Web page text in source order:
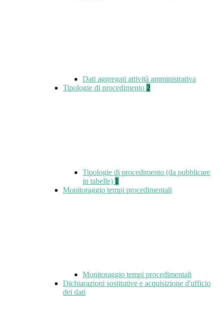
Dati aggregati attività amministrativa
Tipologie di procedimento 2
Tipologie di procedimento (da pubblicare
in tabelle) 1
Monitoraggio tempi procedimentali
Monitoraggio tempi procedimentali
Dichiarazioni sostitutive e acquisizione d'ufficio
dei dati